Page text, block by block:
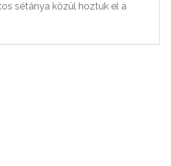
sétánya közül hoztuk el a